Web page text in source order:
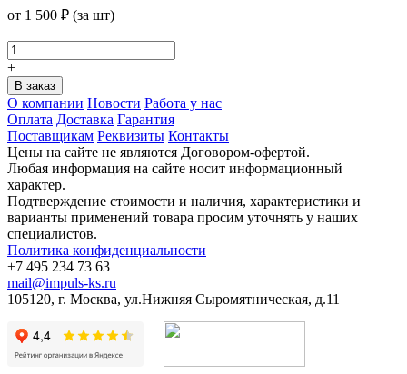
от 1 500 ₽ (за шт)
–
+
О компании Новости Работа у нас
Оплата Доставка Гарантия
Поставщикам Реквизиты Контакты
Цены на сайте не являются Договором-офертой.
Любая информация на сайте носит информационный
характер.
Подтверждение стоимости и наличия, характеристики и
варианты применений товара просим уточнять у наших
специалистов.
Политика конфиденциальности
+7 495 234 73 63
mail@impuls-ks.ru
105120, г. Москва, ул.Нижняя Сыромятническая, д.11